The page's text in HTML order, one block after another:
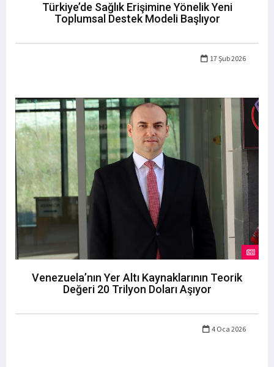
Türkiye’de Sağlık Erişimine Yönelik Yeni
Toplumsal Destek Modeli Başlıyor
17 Şub 2026
Venezuela’nın Yer Altı Kaynaklarının Teorik
Değeri 20 Trilyon Doları Aşıyor
4 Oca 2026